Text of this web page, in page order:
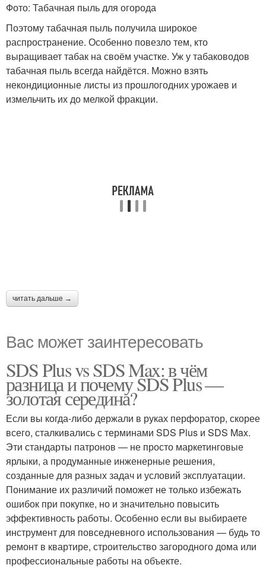
Фото: Табачная пыль для огорода
Поэтому табачная пыль получила широкое
распространение. Особенно повезло тем, кто
выращивает табак на своём участке. Уж у табаководов
табачная пыль всегда найдётся. Можно взять
некондиционные листы из прошлогодних урожаев и
измельчить их до мелкой фракции.
читать дальше →
Вас может заинтересовать
SDS Plus vs SDS Max: в чём
разница и почему SDS Plus —
золотая середина?
Если вы когда-либо держали в руках перфоратор, скорее
всего, сталкивались с терминами SDS Plus и SDS Max.
Эти стандарты патронов — не просто маркетинговые
ярлыки, а продуманные инженерные решения,
созданные для разных задач и условий эксплуатации.
Понимание их различий поможет не только избежать
ошибок при покупке, но и значительно повысить
эффективность работы. Особенно если вы выбираете
инструмент для повседневного использования — будь то
ремонт в квартире, строительство загородного дома или
профессиональные работы на объекте.